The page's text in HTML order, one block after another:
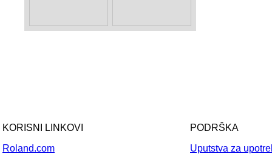
KORISNI LINKOVI
Roland.com
PODRŠKA
Uputstva za